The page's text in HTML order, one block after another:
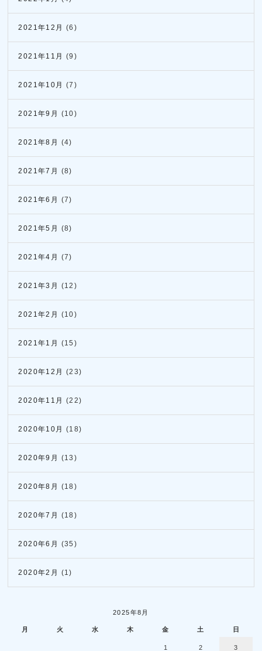
2021年12月 (6)
2021年11月 (9)
2021年10月 (7)
2021年9月 (10)
2021年8月 (4)
2021年7月 (8)
2021年6月 (7)
2021年5月 (8)
2021年4月 (7)
2021年3月 (12)
2021年2月 (10)
2021年1月 (15)
2020年12月 (23)
2020年11月 (22)
2020年10月 (18)
2020年9月 (13)
2020年8月 (18)
2020年7月 (18)
2020年6月 (35)
2020年2月 (1)
2025年8月
月 火 水 木 金 土 日
1 2 3